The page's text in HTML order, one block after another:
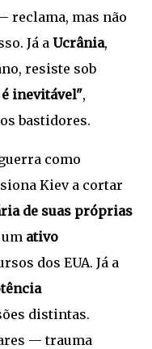
reclama, mas não
Já a Ucrânia,
resiste sob
inevitável",
bastidores.
como
Kiev a cortar
de suas próprias
um ativo
dos EUA. Já a
distintas.
— trauma